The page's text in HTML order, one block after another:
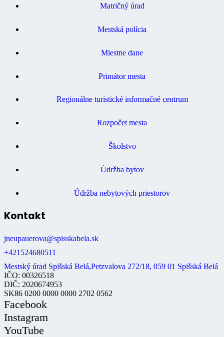
Matričný úrad
Mestská polícia
Miestne dane
Primátor mesta
Regionálne turistické informačné centrum
Rozpočet mesta
Školstvo
Údržba bytov
Údržba nebytových priestorov
Kontakt
jneupauerova@spisskabela.sk
+421524680511
Mestský úrad Spišská Belá,Petzvalova 272/18, 059 01 Spišská Belá
IČO: 00326518
DIČ: 2020674953
SK86 0200 0000 0000 2702 0562
Facebook
Instagram
YouTube